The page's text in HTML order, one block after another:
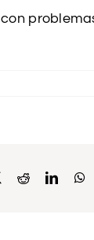
X Reddit